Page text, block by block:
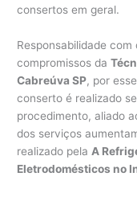
consertos em geral.
Responsabilidade
compromissos da
Cabreúva SP, por
conserto é realizado
procedimento, aliado
dos serviços
realizado pela A
Eletrodomésticos no